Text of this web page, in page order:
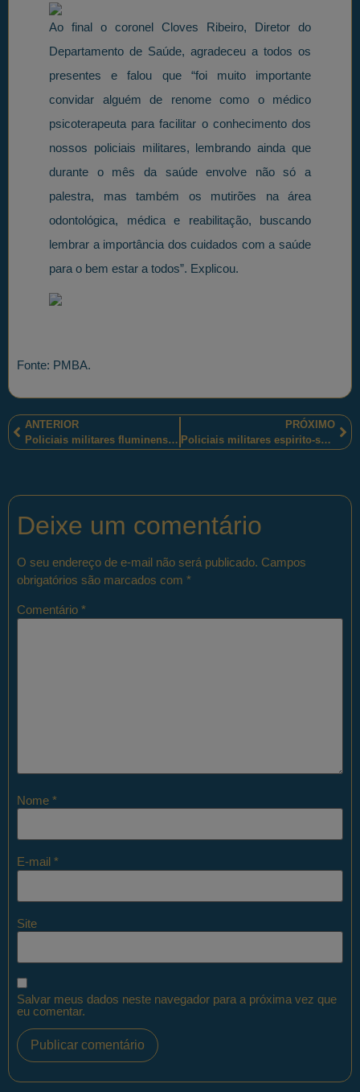
Ao final o coronel Cloves Ribeiro, Diretor do
Departamento de Saúde, agradeceu a todos os
presentes e falou que “foi muito importante
convidar alguém de renome como o médico
psicoterapeuta para facilitar o conhecimento dos
nossos policiais militares, lembrando ainda que
durante o mês da saúde envolve não só a
palestra, mas também os mutirões na área
odontológica, médica e reabilitação, buscando
lembrar a importância dos cuidados com a saúde
para o bem estar a todos”. Explicou.
Fonte: PMBA.
ANTERIOR
Policiais militares fluminenses prenderam “quatro criminosos” e apreenderam “fuzis e pistola na Linha Amarela”, na cidade do Rio de Janeiro-RJ
PRÓXIMO
Policiais militares espirito-santenses participam de seminário promovido pela Diretoria de Recursos Humanos
Deixe um comentário
O seu endereço de e-mail não será publicado. Campos
obrigatórios são marcados com *
Comentário *
Nome *
E-mail *
Site
Salvar meus dados neste navegador para a próxima vez que
eu comentar.